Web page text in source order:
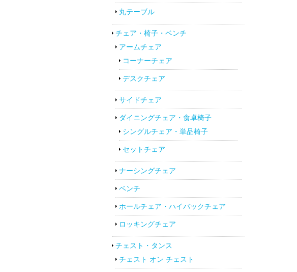
丸テーブル
チェア・椅子・ベンチ
アームチェア
コーナーチェア
デスクチェア
サイドチェア
ダイニングチェア・食卓椅子
シングルチェア・単品椅子
セットチェア
ナーシングチェア
ベンチ
ホールチェア・ハイバックチェア
ロッキングチェア
チェスト・タンス
チェスト オン チェスト